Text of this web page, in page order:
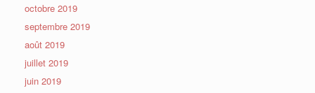
octobre 2019
septembre 2019
août 2019
juillet 2019
juin 2019